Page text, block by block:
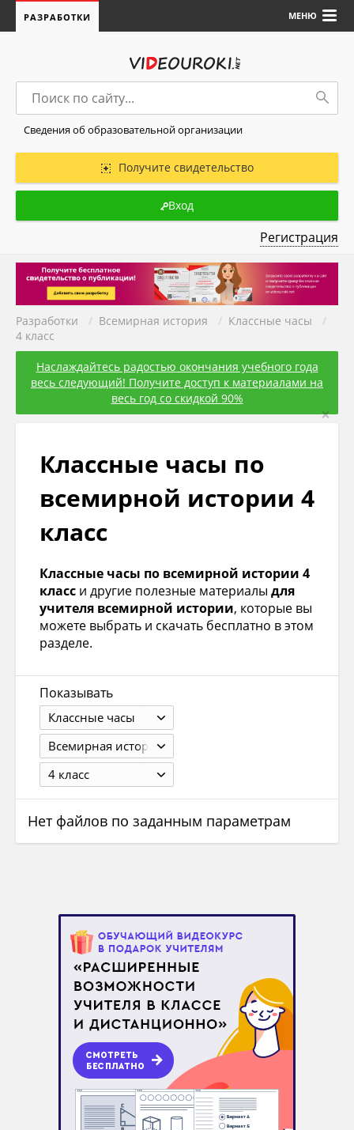
МЕНЮ
РАЗРАБОТКИ
Сведения об образовательной организации
Получите свидетельство
Вход
Регистрация
Разработки / Всемирная история / Классные часы
/
4 класс
Наслаждайтесь радостью окончания учебного года
весь следующий! Получите доступ к материалами на
весь год со скидкой 90%
×
Классные часы по
всемирной истории 4
класс
Классные часы по всемирной истории 4
класс и другие полезные материалы для
учителя всемирной истории, которые вы
можете выбрать и скачать бесплатно в этом
разделе.
Показывать
Классные часы
Всемирная история
4 класс
Нет файлов по заданным параметрам